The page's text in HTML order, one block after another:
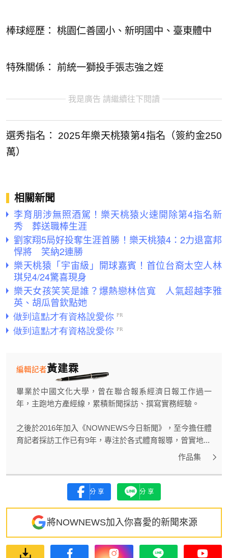
棒球經歷： 桃園仁善國小、新明國中、臺東體中
特殊關係： 前統一獅投手張志強之姪
我是廣告 請繼續往下閱讀
選秀指名： 2025年樂天桃猿第4指名（簽約金250
萬）
相關新聞
李育朋涉無照酒駕！樂天桃猿火速開除第4指名新
秀 葬送職棒生涯
劉家翔5局好投奪生涯首勝！樂天桃猿4：2力退富邦
悍將 笑納2連勝
樂天桃猿「宇宙級」開球嘉賓！首位台裔太空人林
琪兒4/24驚喜現身
樂天女孩笑笑是誰？爆熱戀林信寬 人氣超越李雅
英、胡瓜曾欽點她
黃建霖
編輯記者
畢業於中國文化大學，曾在聯合報系經濟日報工作過一
年，主跑地方產經線，累積新聞採訪、撰寫實務經驗。
之後於2016年加入《NOWNEWS今日新聞》，至今擔任體
育記者採訪工作已有9年，專注於各式體育報導，曾實地...
作品集
分享 分享
將NOWNEWS加入你喜愛的新聞來源